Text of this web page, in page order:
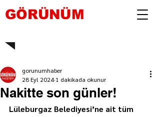
GÖRÜNÜM
Nakitte son günler!
gorunumhaber
28 Eyl 2024 1 dakikada okunur
Lüleburgaz Belediyesi’ne ait tüm